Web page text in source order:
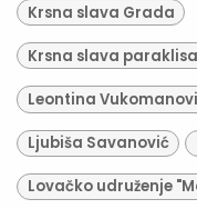
Krsna slava Grada
Krsna slava
Leontina
Ljubiša Savanović
Lovačko udruženje